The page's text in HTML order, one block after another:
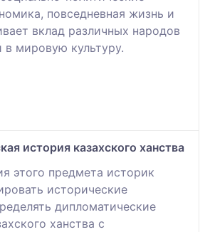
повседневная жизнь и
вклад различных народов
в мировую культуру.
история казахского ханства
этого предмета историк
исторические
дипломатические
ханства с